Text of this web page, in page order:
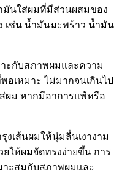
มันใส่ผมที่มีส่วนผสมของ
เช่น น้ำมันมะพร้าว น้ำมัน
ะกับสภาพผมและความ
เหมาะ ไม่มากจนเกินไป
ผม หากมีอาการแพ้หรือ
เส้นผมให้นุ่มลื่นเงางาม
ให้ผมจัดทรงง่ายขึ้น การ
าะสมกับสภาพผมและ